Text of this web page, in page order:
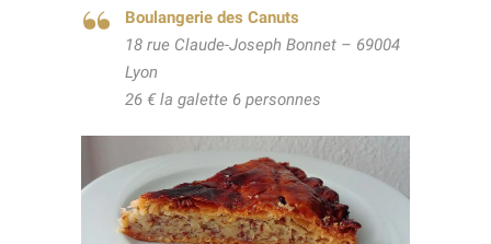
Boulangerie des Canuts
18 rue Claude-Joseph Bonnet – 69004
Lyon
26 € la galette 6 personnes